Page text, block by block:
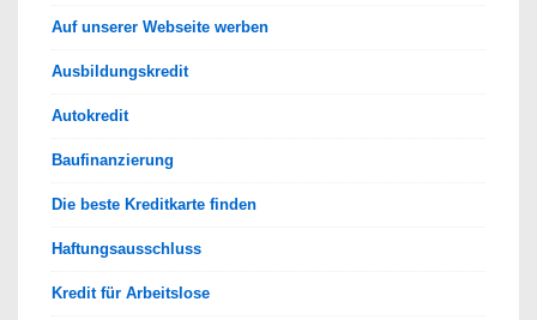
Auf unserer Webseite werben
Ausbildungskredit
Autokredit
Baufinanzierung
Die beste Kreditkarte finden
Haftungsausschluss
Kredit für Arbeitslose